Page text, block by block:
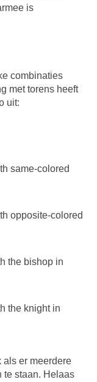
is
combinaties
met torens heeft
uit:
same-colored
opposite-colored
the bishop in
the knight in
als er meerdere
te staan. Helaas